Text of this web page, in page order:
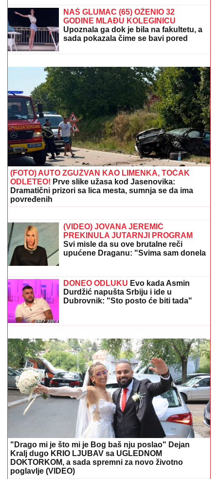
kadar upala i jahta: Tek da je vidite u
MINI BIKINIJU (FOTO)
Partizan ima čemu da se nada: Hetafe ostao bez
važnog igrača do kraja sezone
NAŠ GLUMAC (65) OŽENIO 32
GODINE MLAĐU KOLEGINICU
Upoznala ga dok je bila na fakultetu, a
sada pokazala čime se bavi pored
emisiju, otkrio detalje video poziva sa
Majom: "Mevlida je ljuta na nju"
(FOTO) AUTO ZGUŽVAN KAO LIMENKA, TOČAK
ODLETEO!Prve slike užasa kod Jasenovika:
Dramatični prizori sa lica mesta, sumnja se da ima
povređenih
GOCA BOŽINOVSKA SA PORODICOM
U GRČKOJ!Snajka Bojana grmi u
kupaćem, pevačica se sunča: Oglasila
se sa jahte, ovako se baškare (FOTO)
(VIDEO) JOVANA JEREMIĆ
PREKINULA JUTARNJI PROGRAM
Svi misle da su ove brutalne reči
upućene Draganu: "Svima sam donela